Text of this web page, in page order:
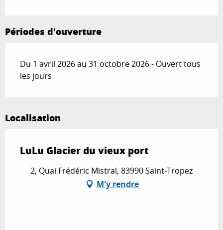
Périodes d'ouverture
Du 1 avril 2026 au 31 octobre 2026 - Ouvert tous
les jours
Localisation
LuLu Glacier du vieux port
2, Quai Frédéric Mistral, 83990 Saint-Tropez
M'y rendre